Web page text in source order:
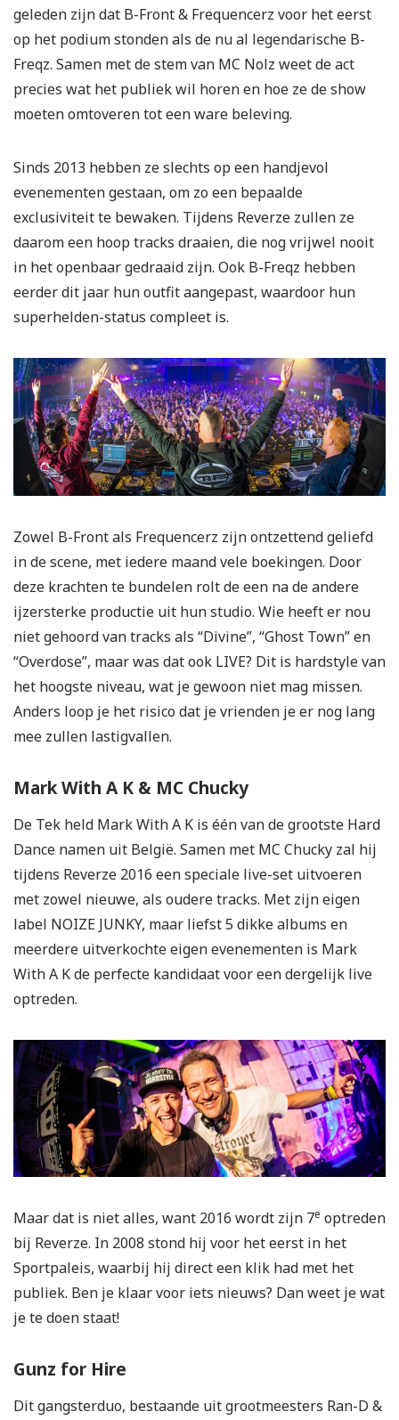
geleden zijn dat B-Front & Frequencerz voor het eerst
op het podium stonden als de nu al legendarische B-
Freqz. Samen met de stem van MC Nolz weet de act
precies wat het publiek wil horen en hoe ze de show
moeten omtoveren tot een ware beleving.
Sinds 2013 hebben ze slechts op een handjevol
evenementen gestaan, om zo een bepaalde
exclusiviteit te bewaken. Tijdens Reverze zullen ze
daarom een hoop tracks draaien, die nog vrijwel nooit
in het openbaar gedraaid zijn. Ook B-Freqz hebben
eerder dit jaar hun outfit aangepast, waardoor hun
superhelden-status compleet is.
Zowel B-Front als Frequencerz zijn ontzettend geliefd
in de scene, met iedere maand vele boekingen. Door
deze krachten te bundelen rolt de een na de andere
ijzersterke productie uit hun studio. Wie heeft er nou
niet gehoord van tracks als “Divine”, “Ghost Town” en
“Overdose”, maar was dat ook LIVE? Dit is hardstyle van
het hoogste niveau, wat je gewoon niet mag missen.
Anders loop je het risico dat je vrienden je er nog lang
mee zullen lastigvallen.
Mark With A K & MC Chucky
De Tek held Mark With A K is één van de grootste Hard
Dance namen uit België. Samen met MC Chucky zal hij
tijdens Reverze 2016 een speciale live-set uitvoeren
met zowel nieuwe, als oudere tracks. Met zijn eigen
label NOIZE JUNKY, maar liefst 5 dikke albums en
meerdere uitverkochte eigen evenementen is Mark
With A K de perfecte kandidaat voor een dergelijk live
optreden.
Maar dat is niet alles, want 2016 wordt zijn 7e optreden
bij Reverze. In 2008 stond hij voor het eerst in het
Sportpaleis, waarbij hij direct een klik had met het
publiek. Ben je klaar voor iets nieuws? Dan weet je wat
je te doen staat!
Gunz for Hire
Dit gangsterduo, bestaande uit grootmeesters Ran-D &